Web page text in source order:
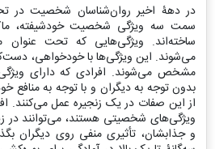
در دهۀ اخیر روان‌شناسان شخصیت در
سمت سه ویژگی شخصیت خودشیفته،
ساخته‌اند. ویژگی‌هایی که تحت عنوان
می‌شوند. این ویژگی‌ها با خودخواهی،
مشخص می‌شوند. افرادی که دارای
بدون توجه به دیگران و با توجه به منافع
از این صفات در یک زنجیره عمل می‌کنند.
ویژگی‌های شخصیتی هستند، می‌توانند در
و جذابشان، تأثیری منفی روی دیگران